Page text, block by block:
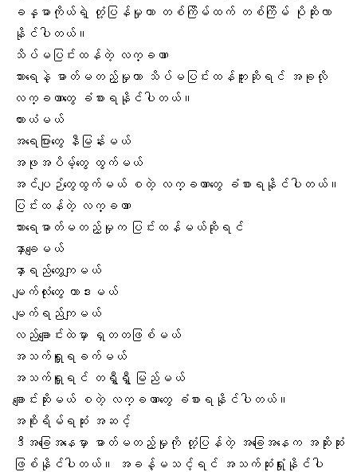
ခန္ဓာကိုယ်ရဲ့ တုံ့ပြန်မှုဟာ တစ်ကြိမ်ထက် တစ်ကြိမ် ပိုဆိုးလာ
နိုင်ပါတယ်။
သိပ်မပြင်းထန်တဲ့ လက္ခဏာ
သားရေနဲ့ ဓာတ်မတည့်မှုဟာ သိပ်မပြင်းထန်ဘူးဆိုရင် အခုလို
လက္ခဏာတွေ ခံစားရနိုင်ပါတယ်။
ယားယံမယ်
အရေပြားတွေ နီမြန်းမယ်
အဖုအပိမ့်တွေ ထွက်မယ်
အင်ပျဉ်တွေထွက်မယ် စတဲ့ လက္ခဏာတွေ ခံစားရနိုင်ပါတယ်။
ပြင်းထန်တဲ့ လက္ခဏာ
သားရေဓာတ်မတည့်မှုက ပြင်းထန်မယ်ဆိုရင်
နှာချေမယ်
နှာရည်တွေကျမယ်
မျက်လုံးတွေ ယာဒးမယ်
မျက်ရည်ကျမယ်
လည်ချောင်းထဲမှာ ရှတတဖြစ်မယ်
အသက်ရှူရခက်မယ်
အသက်ရှူရင် တရွှီရွှီ မြည်မယ်
ချောင်းဆိုးမယ် စတဲ့ လက္ခဏာတွေ ခံစားရနိုင်ပါတယ်။
အစိုးရိမ်ရဆုံး အဆင့်
ဒီအခြေအနေမှာ ဓာတ်မတည့်မှုကို တုံ့ပြန်တဲ့ အခြေအနေက အဆိုးဆုံး
ဖြစ်နိုင်ပါတယ်။ အခန့်မသင့်ရင် အသက်ဆုံးရှုံးနိုင်ပါ